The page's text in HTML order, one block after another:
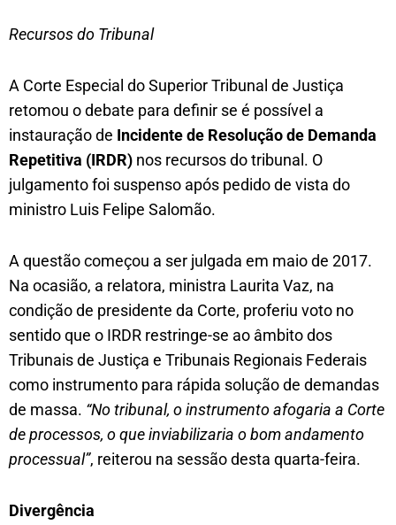
Recursos do Tribunal
A Corte Especial do Superior Tribunal de Justiça
retomou o debate para definir se é possível a
instauração de Incidente de Resolução de Demanda
Repetitiva (IRDR) nos recursos do tribunal. O
julgamento foi suspenso após pedido de vista do
ministro Luis Felipe Salomão.
A questão começou a ser julgada em maio de 2017.
Na ocasião, a relatora, ministra Laurita Vaz, na
condição de presidente da Corte, proferiu voto no
sentido que o IRDR restringe-se ao âmbito dos
Tribunais de Justiça e Tribunais Regionais Federais
como instrumento para rápida solução de demandas
de massa. “No tribunal, o instrumento afogaria a Corte
de processos, o que inviabilizaria o bom andamento
processual”, reiterou na sessão desta quarta-feira.
Divergência